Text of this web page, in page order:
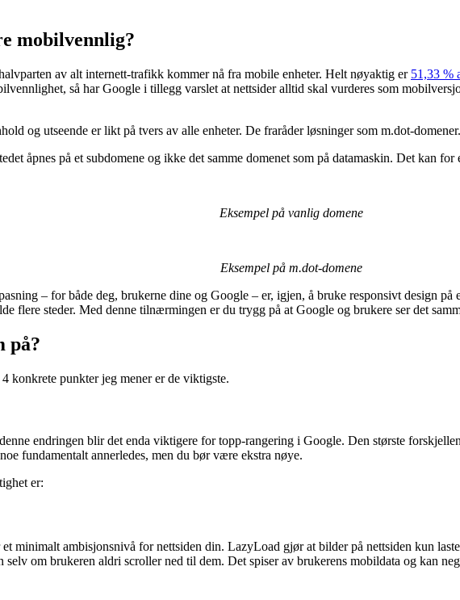
mobilvennlig?
av alt internett-trafikk kommer nå fra mobile enheter. Helt nøyaktig er 51,33 %
så har Google i tillegg varslet at nettsider alltid skal vurderes som
og utseende er likt på tvers av alle enheter. De fraråder løsninger som m.dot-domener.
åpnes på et subdomene og ikke det samme domenet som på datamaskin. Det kan for
Eksempel på vanlig domene
Eksempel på m.dot-domene
– for både deg, brukerne dine og Google – er, igjen, å bruke responsivt design
flere steder. Med denne tilnærmingen er du trygg på at Google og brukere ser det
på?
konkrete punkter jeg mener er de viktigste.
endringen blir det enda viktigere for topp-rangering i Google. Den største
fundamentalt annerledes, men du bør være ekstra nøye.
er:
minimalt ambisjonsnivå for nettsiden din. LazyLoad gjør at bilder på nettsiden kun
om brukeren aldri scroller ned til dem. Det spiser av brukerens mobildata og kan